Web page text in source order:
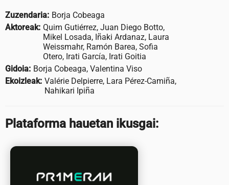
Zuzendaria: Borja Cobeaga
Aktoreak: Quim Gutiérrez, Juan Diego Botto,
Mikel Losada, Iñaki Ardanaz, Laura
Weissmahr, Ramón Barea, Sofia
Otero, Irati García, Irati Goitia
Gidoia: Borja Cobeaga, Valentina Viso
Ekoizleak: Valérie Delpierre, Lara Pérez-Camiña,
Nahikari Ipiña
Plataforma hauetan ikusgai: